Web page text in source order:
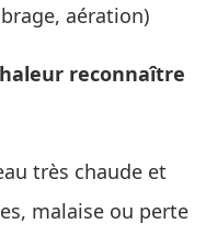
aération)
reconnaître
très chaude et
malaise ou perte